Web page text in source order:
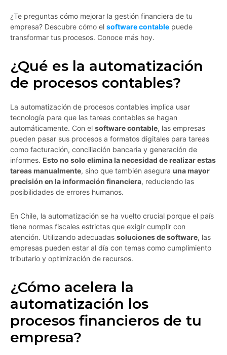
¿Te preguntas cómo mejorar la gestión financiera de tu
empresa? Descubre cómo el software contable puede
transformar tus procesos. Conoce más hoy.
¿Qué es la automatización
de procesos contables?
La automatización de procesos contables implica usar
tecnología para que las tareas contables se hagan
automáticamente. Con el software contable, las empresas
pueden pasar sus procesos a formatos digitales para tareas
como facturación, conciliación bancaria y generación de
informes. Esto no solo elimina la necesidad de realizar estas
tareas manualmente, sino que también asegura una mayor
precisión en la información financiera, reduciendo las
posibilidades de errores humanos.
En Chile, la automatización se ha vuelto crucial porque el país
tiene normas fiscales estrictas que exigir cumplir con
atención. Utilizando adecuadas soluciones de software, las
empresas pueden estar al día con temas como cumplimiento
tributario y optimización de recursos.
¿Cómo acelera la
automatización los
procesos financieros de tu
empresa?